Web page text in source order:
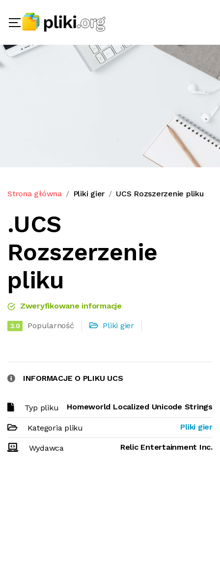
Strona główna Pliki gier UCS Rozszerzenie pliku
.UCS
Rozszerzenie
pliku
Zweryfikowane informacje
3.0 Popularność Pliki gier
INFORMACJE O PLIKU UCS
Typ pliku Homeworld Localized Unicode Strings
Kategoria pliku Pliki gier
Wydawca Relic Entertainment Inc.